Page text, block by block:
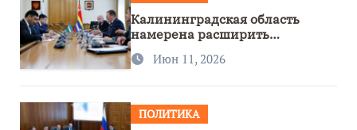
Калининградская область
намерена расширить
сотрудничество с Узбекистаном
Июн 11, 2026
ПОЛИТИКА